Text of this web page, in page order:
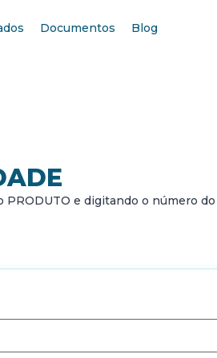
Documentos Blog
e digitando o número do